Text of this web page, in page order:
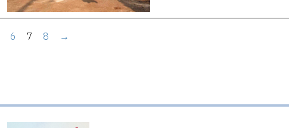
6 7 8 →